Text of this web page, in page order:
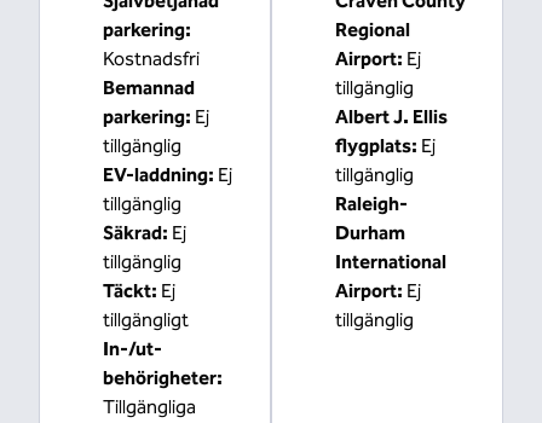
parkering:
Kostnadsfri
Bemannad
parkering: Ej
tillgänglig
EV-laddning: Ej
tillgänglig
Säkrad: Ej
tillgänglig
Täckt: Ej
tillgängligt
In-/ut-
behörigheter:
Tillgängliga
Regional
Airport: Ej
tillgänglig
Albert J. Ellis
flygplats: Ej
tillgänglig
Raleigh-
Durham
International
Airport: Ej
tillgänglig